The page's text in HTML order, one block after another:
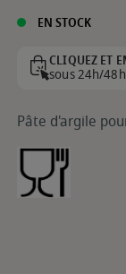
EN STOCK
CLIQUEZ ET
sous 24h/48h
Pâte d'argile